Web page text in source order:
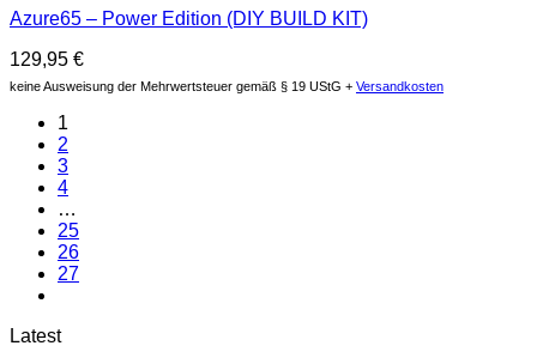
Azure65 – Power Edition (DIY BUILD KIT)
129,95 €
keine Ausweisung der Mehrwertsteuer gemäß § 19 UStG + Versandkosten
1
2
3
4
…
25
26
27
Latest